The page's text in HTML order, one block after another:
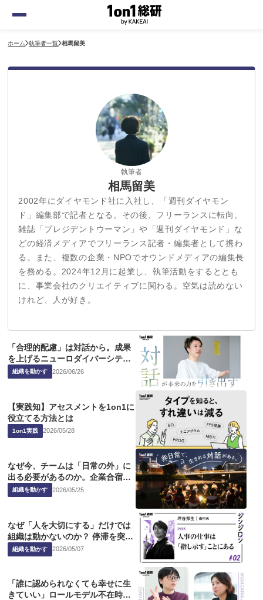
ホーム 執筆者一覧 相馬留美
執筆者
相馬留美
2002年にダイヤモンド社に入社し、「週刊ダイヤモン
ド」編集部で記者となる。その後、フリーランスに転向。
雑誌「プレジデントウーマン」や「週刊ダイヤモンド」な
どの経済メディアでフリーランス記者・編集者として携わ
る。また、複数の企業・NPOでオウンドメディアの編集長
を務める。2024年12月に起業し、執筆活動をするととも
に、事業会社のクリエイティブに関わる。空気は読めない
けれど、人が好き。
「合理的配慮」は対話から。成果
を上げるニューロダイバーシティ
の本質
組織を動かす 2026/06/26
【実践知】アセスメントを1on1に
役立てる方法とは
1on1実践 2026/05/28
なぜ今、チームは「日常の外」に
出る必要があるのか。企業合宿の
ススメ
組織を動かす 2026/05/25
なぜ「人を大切にする」だけでは
組織は動かないのか？ 停滞を突破
する人事のありかた
組織を動かす 2026/05/07
「誰に認められなくても幸せに生
きていい」ロールモデル不在時代